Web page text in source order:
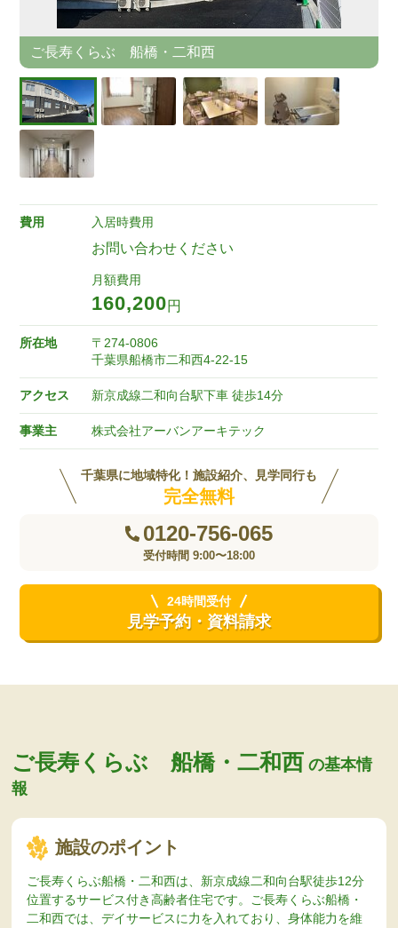
ご長寿くらぶ 船橋・二和西
費用 入居時費用
お問い合わせください
月額費用
160,200円
所在地
〒274-0806
千葉県船橋市二和西4-22-15
アクセス 新京成線二和向台駅下車 徒歩14分
事業主 株式会社アーバンアーキテック
千葉県に地域特化！施設紹介、見学同行も
完全無料
0120-756-065
受付時間 9:00〜18:00
24時間受付
見学予約・資料請求
ご長寿くらぶ 船橋・二和西 の基本情
報
施設のポイント
ご長寿くらぶ船橋・二和西は、新京成線二和向台駅徒歩12分
位置するサービス付き高齢者住宅です。ご長寿くらぶ船橋・
二和西では、デイサービスに力を入れており、身体能力を維